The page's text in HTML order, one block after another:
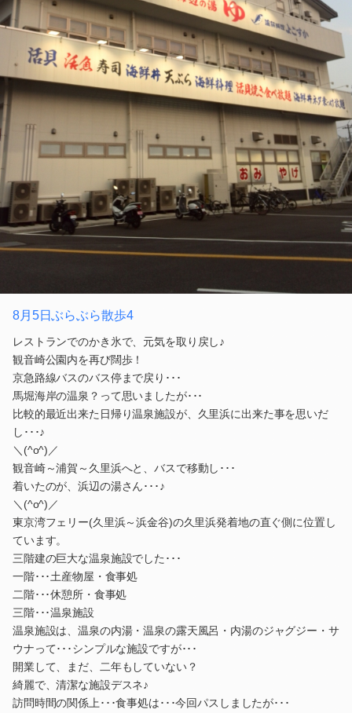
8月5日ぶらぶら散歩4
レストランでのかき氷で、元気を取り戻し♪
観音崎公園内を再び闊歩！
京急路線バスのバス停まで戻り･･･
馬堀海岸の温泉？って思いましたが･･･
比較的最近出来た日帰り温泉施設が、久里浜に出来た事を思いだ
し･･･♪
＼(^o^)／
観音崎～浦賀～久里浜へと、バスで移動し･･･
着いたのが、浜辺の湯さん･･･♪
＼(^o^)／
東京湾フェリー(久里浜～浜金谷)の久里浜発着地の直ぐ側に位置し
ています。
三階建の巨大な温泉施設でした･･･
一階･･･土産物屋・食事処
二階･･･休憩所・食事処
三階･･･温泉施設
温泉施設は、温泉の内湯・温泉の露天風呂・内湯のジャグジー・サ
ウナって･･･シンプルな施設ですが･･･
開業して、まだ、二年もしていない？
綺麗で、清潔な施設デスネ♪
訪問時間の関係上･･･食事処は･･･今回パスしましたが･･･